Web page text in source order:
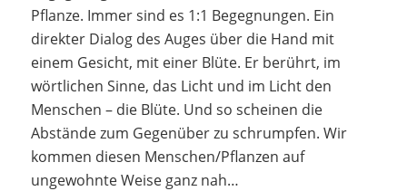
Pflanze. Immer sind es 1:1 Begegnungen. Ein
direkter Dialog des Auges über die Hand mit
einem Gesicht, mit einer Blüte. Er berührt, im
wörtlichen Sinne, das Licht und im Licht den
Menschen – die Blüte. Und so scheinen die
Abstände zum Gegenüber zu schrumpfen. Wir
kommen diesen Menschen/Pflanzen auf
ungewohnte Weise ganz nah…